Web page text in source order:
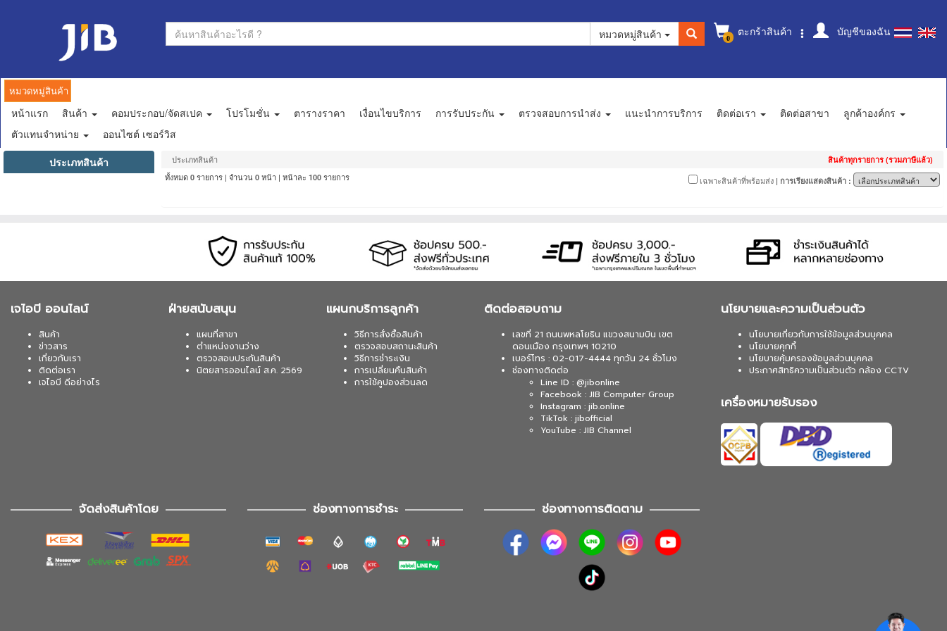
0 ตะกร้าสินค้า บัญชีของฉัน
หมวดหมู่สินค้า
หมวดหมู่สินค้า
หน้าแรก สินค้า คอมประกอบ/จัดสเปค โปรโมชั่น ตารางราคา เงื่อนไขบริการ การรับประกัน ตรวจสอบการนำส่ง แนะนำการบริการ ติดต่อเรา ติดต่อสาขา
ลูกค้าองค์กร
ตัวแทนจำหน่าย
ออนไซต์ เซอร์วิส
ประเภทสินค้า
ประเภทสินค้า สินค้าทุกรายการ (รวมภาษีแล้ว)
ทั้งหมด 0 รายการ | จำนวน 0 หน้า | หน้าละ 100 รายการ เฉพาะสินค้าที่พร้อมส่ง | การเรียงแสดงสินค้า :
เจไอบี ออนไลน์
สินค้า
ข่าวสาร
เกี่ยวกับเรา
ติดต่อเรา
เจไอบี ดีอย่างไร
ฝ่ายสนับสนุน
แผนที่สาขา
ตำแหน่งงานว่าง
ตรวจสอบประกันสินค้า
นิตยสารออนไลน์ ส.ค. 2569
แผนกบริการลูกค้า
วิธีการสั่งซื้อสินค้า
ตรวจสอบสถานะสินค้า
วิธีการชำระเงิน
การเปลี่ยนคืนสินค้า
การใช้คูปองส่วนลด
ติดต่อสอบถาม
เลขที่ 21 ถนนพหลโยธิน แขวงสนามบิน เขต
ดอนเมือง กรุงเทพฯ 10210
เบอร์โทร : 02-017-4444 ทุกวัน 24 ชั่วโมง
ช่องทางติดต่อ
Line ID : @jibonline
Facebook : JIB Computer Group
Instagram : jib.online
TikTok : jibofficial
YouTube : JIB Channel
นโยบายและความเป็นส่วนตัว
นโยบายเกี่ยวกับการใช้ข้อมูลส่วนบุคคล
นโยบายคุกกี้
นโยบายคุ้มครองข้อมูลส่วนบุคคล
ประกาศสิทธิความเป็นส่วนตัว กล้อง CCTV
เครื่องหมายรับรอง
จัดส่งสินค้าโดย ช่องทางการชำระ ช่องทางการติดตาม